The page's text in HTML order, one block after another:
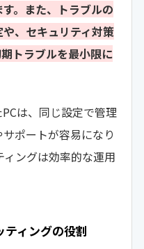
。また、トラブルの
、セキュリティ対策
トラブルを最小限に
は、同じ設定で管理
ポートが容易になり
ィングは効率的な運用
ィングの役割